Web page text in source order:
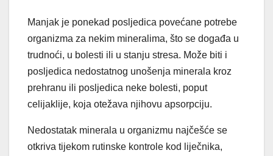
Manjak je ponekad posljedica povećane potrebe
organizma za nekim mineralima, što se događa u
trudnoći, u bolesti ili u stanju stresa. Može biti i
posljedica nedostatnog unošenja minerala kroz
prehranu ili posljedica neke bolesti, poput
celijaklije, koja otežava njihovu apsorpciju.
Nedostatak minerala u organizmu najčešće se
otkriva tijekom rutinske kontrole kod liječnika,